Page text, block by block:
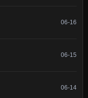
06-16
06-15
06-14